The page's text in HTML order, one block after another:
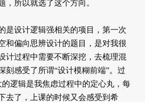
，所以就选了这个方向。
是设计逻辑强相关的项目，第一次
和偏向思辨设计的题目，是对我很
计过程中需要不断深挖，去梳理混
刻感受了所谓“设计模糊前端”。过
逻辑是我焦虑过程中的定心丸，每
去了，上课的时候又会感受到希